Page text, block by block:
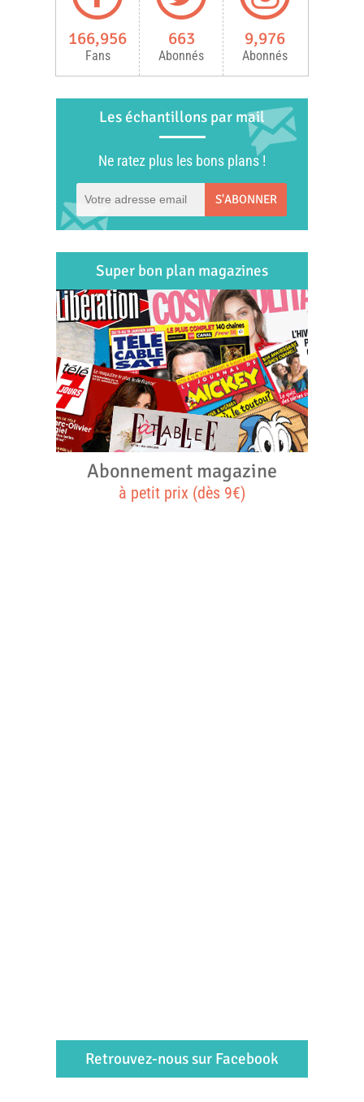
166,956
Fans
663
Abonnés
9,976
Abonnés
Les échantillons par mail
Ne ratez plus les bons plans !
S'ABONNER
Super bon plan magazines
Abonnement magazine
à petit prix (dès 9€)
Retrouvez-nous sur Facebook